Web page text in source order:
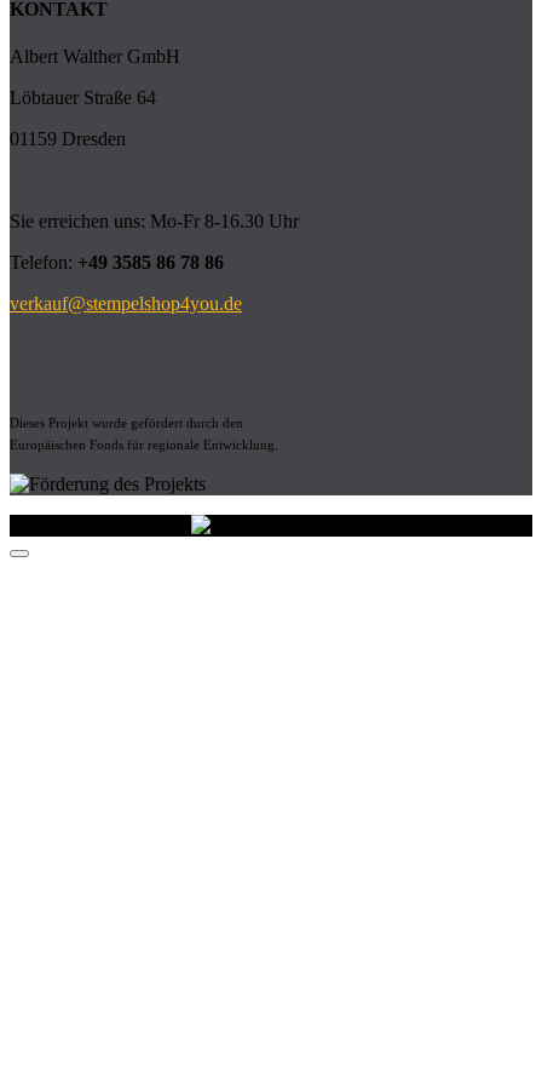
KONTAKT
Albert Walther GmbH
Löbtauer Straße 64
01159 Dresden
Sie erreichen uns: Mo-Fr 8-16.30 Uhr
Telefon: +49 3585 86 78 86
verkauf@stempelshop4you.de
Dieses Projekt wurde gefördert durch den
Europäischen Fonds für regionale Entwicklung.